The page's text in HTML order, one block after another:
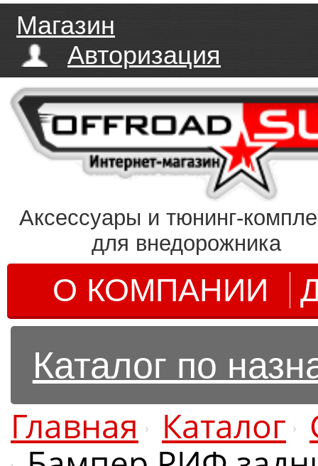
Магазин
Авторизация
Аксессуары и тюнинг-
для внедорожника
О КОМПАНИИ
Каталог по
Главная Каталог